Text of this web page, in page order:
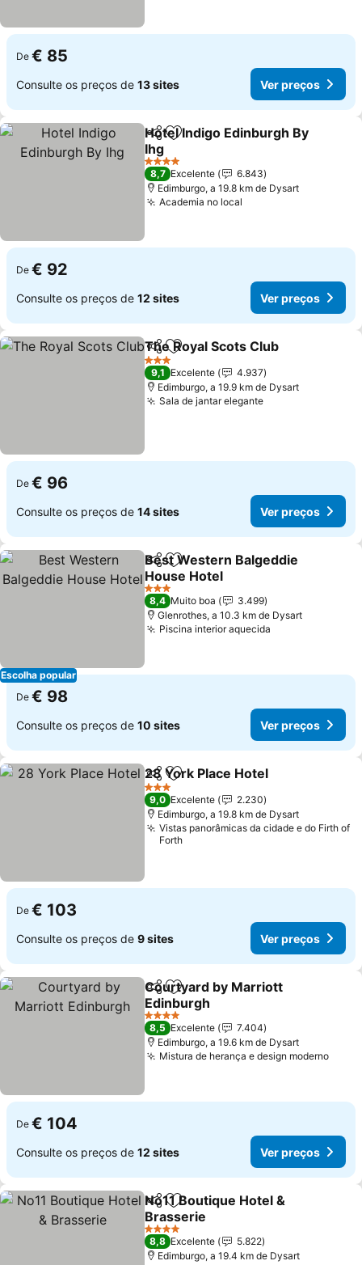
De € 85
Consulte os preços de 13 sites Ver preços
PartilharAdicionar aos favoritos
Hotel Indigo Edinburgh By
Ihg
Ver preços
4 Estrelas
8,7 Excelente
6.843
Edimburgo, a 19.8 km de Dysart
Academia no local
De € 92
Consulte os preços de 12 sites Ver preços
PartilharAdicionar aos favoritos
The Royal Scots Club
3 Estrelas
9,1 Excelente
4.937
Edimburgo, a 19.9 km de Dysart
Sala de jantar eleganteVer preços
De € 96
Consulte os preços de 14 sites Ver preços
Escolha popular
PartilharAdicionar aos favoritos
Best Western Balgeddie
House Hotel
Ver preços
3 Estrelas
8,4 Muito boa
3.499
Glenrothes, a 10.3 km de Dysart
Piscina interior aquecida
De € 98
Consulte os preços de 10 sites Ver preços
PartilharAdicionar aos favoritos
28 York Place Hotel
3 Estrelas
9,0 Excelente
2.230
Edimburgo, a 19.8 km de Dysart
Vistas panorâmicas da cidade e do Firth of
Forth
De € 103
Consulte os preços de 9 sites Ver preços
PartilharAdicionar aos favoritos
Courtyard by Marriott
Edinburgh
Ver preços
4 Estrelas
8,5 Excelente
7.404
Edimburgo, a 19.6 km de Dysart
Mistura de herança e design modernoVer
De € 104
Consulte os preços de 12 sites Ver preços
PartilharAdicionar aos favoritos
No11 Boutique Hotel &
Brasserie
Ver preços
4 Estrelas
8,8 Excelente
5.822
Edimburgo, a 19.4 km de Dysart